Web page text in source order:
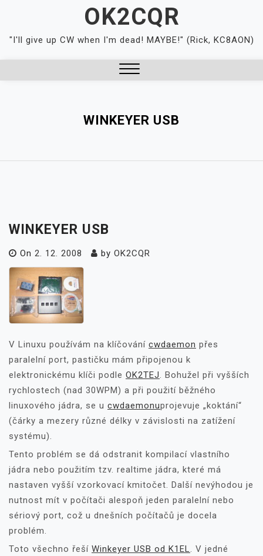
content
OK2CQR
"I'll give up CW when I'm dead! MAYBE!" (Rick, KC8AON)
WINKEYER USB
WINKEYER USB
On 2. 12. 2008 by OK2CQR
V Linuxu používám na klíčování cwdaemon přes
paralelní port, pastičku mám připojenou k
elektronickému klíči podle OK2TEJ. Bohužel při vyšších
rychlostech (nad 30WPM) a při použití běžného
linuxového jádra, se u cwdaemonuprojevuje „koktání“
(čárky a mezery různé délky v závislosti na zatížení
systému).
Tento problém se dá odstranit kompilací vlastního
jádra nebo použitím tzv. realtime jádra, které má
nastaven vyšší vzorkovací kmitočet. Další nevýhodou je
nutnost mít v počítači alespoň jeden paralelní nebo
sériový port, což u dnešních počítačů je docela
problém.
Toto všechno řeší Winkeyer USB od K1EL. V jedné